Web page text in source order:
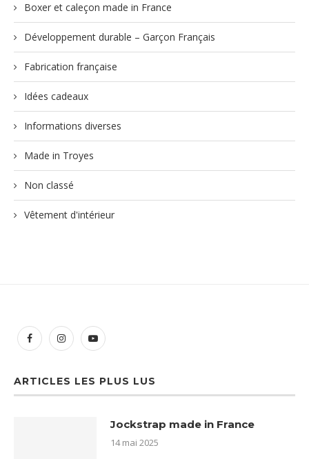
Boxer et caleçon made in France
Développement durable – Garçon Français
Fabrication française
Idées cadeaux
Informations diverses
Made in Troyes
Non classé
Vêtement d'intérieur
ARTICLES LES PLUS LUS
Jockstrap made in France
14 mai 2025